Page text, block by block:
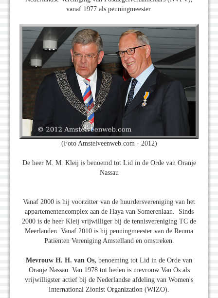
vanaf 1977 als penningmeester.
(Foto Amstelveenweb.com - 2012)
De heer M. M. Kleij is benoemd tot Lid in de Orde van Oranje
Nassau
Vanaf 2000 is hij voorzitter van de huurdersvereniging van het
appartementencomplex aan de Haya van Somerenlaan. Sinds
2000 is de heer Kleij vrijwilliger bij de tennisvereniging TC de
Meerlanden. Vanaf 2010 is hij penningmeester van de Reuma
Patiënten Vereniging Amstelland en omstreken.
Mevrouw H. H. van Os, benoeming tot Lid in de Orde van
Oranje Nassau. Van 1978 tot heden is mevrouw Van Os als
vrijwilligster actief bij de Nederlandse afdeling van Women's
International Zionist Organization (WIZO).